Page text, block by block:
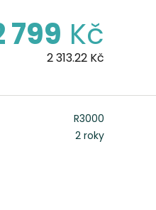
799 Kč
2 313.22Kč
R3000
2 roky